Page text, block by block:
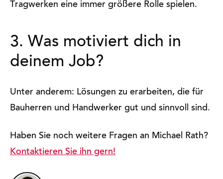
Tragwerken eine immer größere Rolle spielen.
3. Was motiviert dich in
deinem Job?
Unter anderem: Lösungen zu erarbeiten, die für
Bauherren und Handwerker gut und sinnvoll sind.
Haben Sie noch weitere Fragen an Michael Rath?
Kontaktieren Sie ihn gern!